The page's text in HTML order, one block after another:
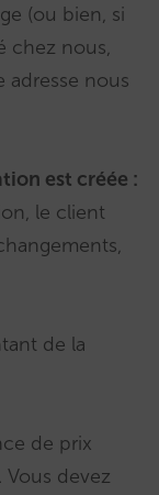
(ou bien, si
chez nous,
adresse nous
est créée :
le client
de la
de prix
devez